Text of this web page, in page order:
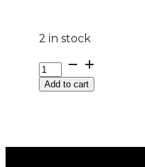
2 in stock
225/60R16
M+S
ALPIN-
Add to cart